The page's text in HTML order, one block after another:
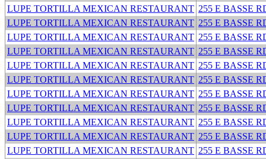
LUPE TORTILLA MEXICAN RESTAURANT 255 E BASSE
LUPE TORTILLA MEXICAN RESTAURANT 255 E BASSE
LUPE TORTILLA MEXICAN RESTAURANT 255 E BASSE
LUPE TORTILLA MEXICAN RESTAURANT 255 E BASSE
LUPE TORTILLA MEXICAN RESTAURANT 255 E BASSE
LUPE TORTILLA MEXICAN RESTAURANT 255 E BASSE
LUPE TORTILLA MEXICAN RESTAURANT 255 E BASSE
LUPE TORTILLA MEXICAN RESTAURANT 255 E BASSE
LUPE TORTILLA MEXICAN RESTAURANT 255 E BASSE
LUPE TORTILLA MEXICAN RESTAURANT 255 E BASSE
LUPE TORTILLA MEXICAN RESTAURANT 255 E BASSE